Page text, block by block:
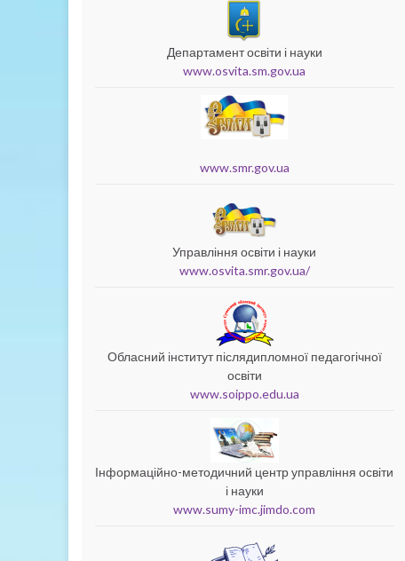
Департамент освіти і науки
www.osvita.sm.gov.ua
www.smr.gov.ua
Управління освіти і науки
www.osvita.smr.gov.ua/
Обласний інститут післядипломної педагогічної
освіти
www.soippo.edu.ua
Інформаційно-методичний центр управління освіти
і науки
www.sumy-imc.jimdo.com